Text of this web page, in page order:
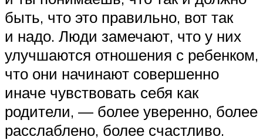
быть, что это правильно, вот так
и надо. Люди замечают, что у них
улучшаются отношения с ребенком,
что они начинают совершенно
иначе чувствовать себя как
родители, — более уверенно, более
расслаблено, более счастливо.